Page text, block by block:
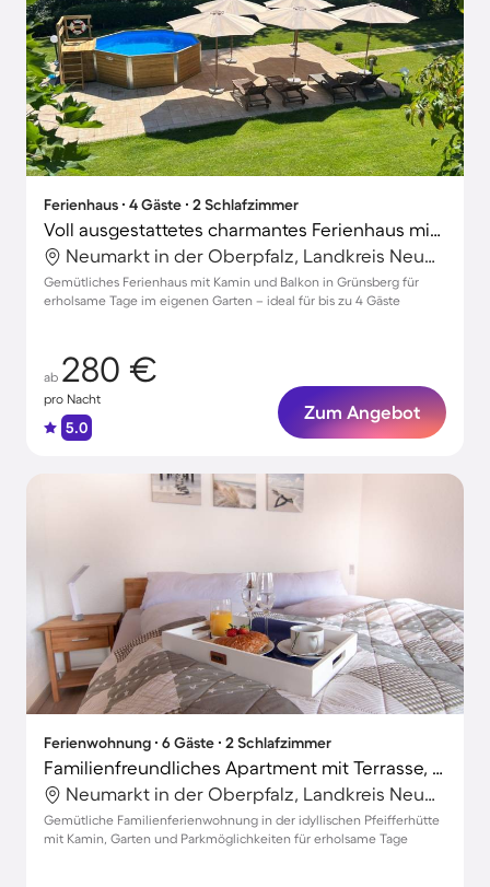
Ferienhaus ∙ 4 Gäste ∙ 2 Schlafzimmer
Voll ausgestattetes charmantes Ferienhaus mit Terrasse und Garten
Neumarkt in der Oberpfalz, Landkreis Neumarkt in der Oberpfalz, Deutschland
Gemütliches Ferienhaus mit Kamin und Balkon in Grünsberg für
erholsame Tage im eigenen Garten – ideal für bis zu 4 Gäste
ab 280 €
pro Nacht
5.0
Zum Angebot
Ferienwohnung ∙ 6 Gäste ∙ 2 Schlafzimmer
Familienfreundliches Apartment mit Terrasse, Garten und Grill | Stadtblick | Ideal für Homeoffice
Neumarkt in der Oberpfalz, Landkreis Neumarkt in der Oberpfalz, Deutschland
Gemütliche Familienferienwohnung in der idyllischen Pfeifferhütte
mit Kamin, Garten und Parkmöglichkeiten für erholsame Tage